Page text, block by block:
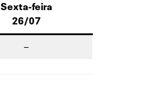
Sexta-feira
26/07
–